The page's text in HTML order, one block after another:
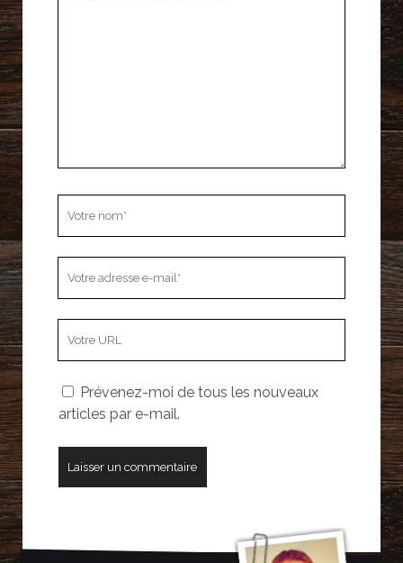
mail
votre
site
Prévenez-moi de tous les nouveaux
articles par e-mail.